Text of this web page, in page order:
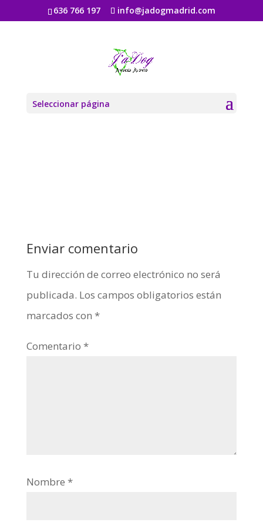
636 766 197 info@jadogmadrid.com
Seleccionar página
circle-background-
porJadogmadrid|Ago 6, 2019
Enviar comentario
Tu dirección de correo electrónico no será
publicada. Los campos obligatorios están
marcados con *
Comentario *
Nombre *